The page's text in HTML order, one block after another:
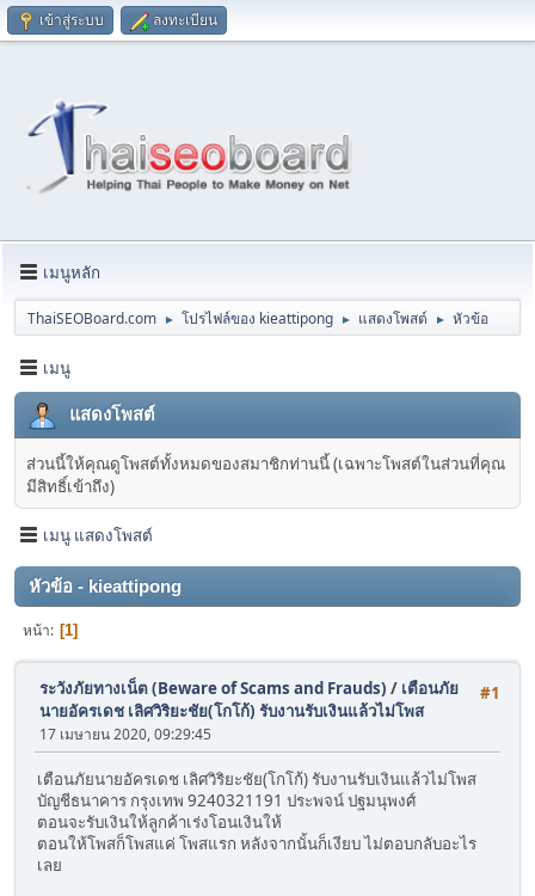
เข้าสู่ระบบ ลงทะเบียน
เมนูหลัก
ThaiSEOBoard.com ► โปรไฟล์ของ kieattipong ► แสดงโพสต์ ► หัวข้อ
เมนู
แสดงโพสต์
ส่วนนี้ให้คุณดูโพสต์ทั้งหมดของสมาชิกท่านนี้ (เฉพาะโพสต์ในส่วนที่คุณ
มีสิทธิ์เข้าถึง)
เมนู แสดงโพสต์
หัวข้อ - kieattipong
หน้า 1
#1
ระวังภัยทางเน็ต (Beware of Scams and Frauds) / เตือนภัย
นายอัครเดช เลิศวิริยะชัย(โกโก้) รับงานรับเงินแล้วไม่โพส
17 เมษายน 2020, 09:29:45
เตือนภัยนายอัครเดช เลิศวิริยะชัย(โกโก้) รับงานรับเงินแล้วไม่โพส
บัญชีธนาคาร กรุงเทพ 9240321191 ประพจน์ ปฐมนุพงศ์
ตอนจะรับเงินให้ลูกค้าเร่งโอนเงินให้
ตอนให้โพสก็โพสแค่ โพสแรก หลังจากนั้นก็เงียบ ไม่ตอบกลับอะไร
เลย